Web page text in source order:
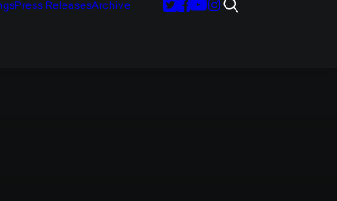
Press ReleasesArchive